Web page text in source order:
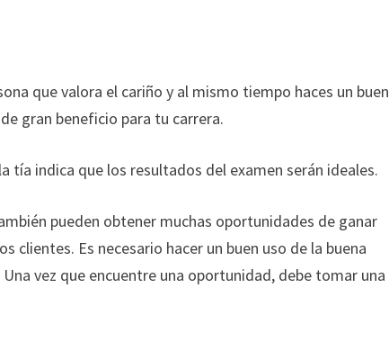
que valora el cariño y al mismo tiempo haces un buen
gran beneficio para tu carrera.
tía indica que los resultados del examen serán ideales.
pueden obtener muchas oportunidades de ganar
clientes. Es necesario hacer un buen uso de la buena
vez que encuentre una oportunidad, debe tomar una